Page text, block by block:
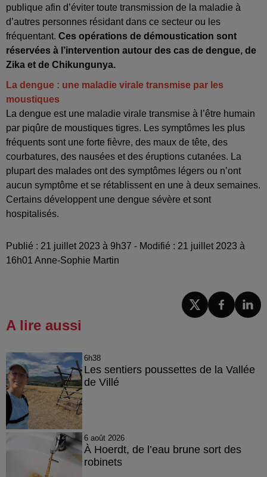
publique afin d’éviter toute transmission de la maladie à
d’autres personnes résidant dans ce secteur ou les
fréquentant. Ces opérations de démoustication sont
réservées à l’intervention autour des cas de dengue, de
Zika et de Chikungunya.
La dengue : une maladie virale transmise par les
moustiques
La dengue est une maladie virale transmise à l’être humain
par piqûre de moustiques tigres. Les symptômes les plus
fréquents sont une forte fièvre, des maux de tête, des
courbatures, des nausées et des éruptions cutanées. La
plupart des malades ont des symptômes légers ou n’ont
aucun symptôme et se rétablissent en une à deux semaines.
Certains développent une dengue sévère et sont
hospitalisés.
Publié : 21 juillet 2023 à 9h37 - Modifié : 21 juillet 2023 à
16h01 Anne-Sophie Martin
A lire aussi
6h38
Les sentiers poussettes de la Vallée
de Villé
6 août 2026
À Hoerdt, de l’eau brune sort des
robinets